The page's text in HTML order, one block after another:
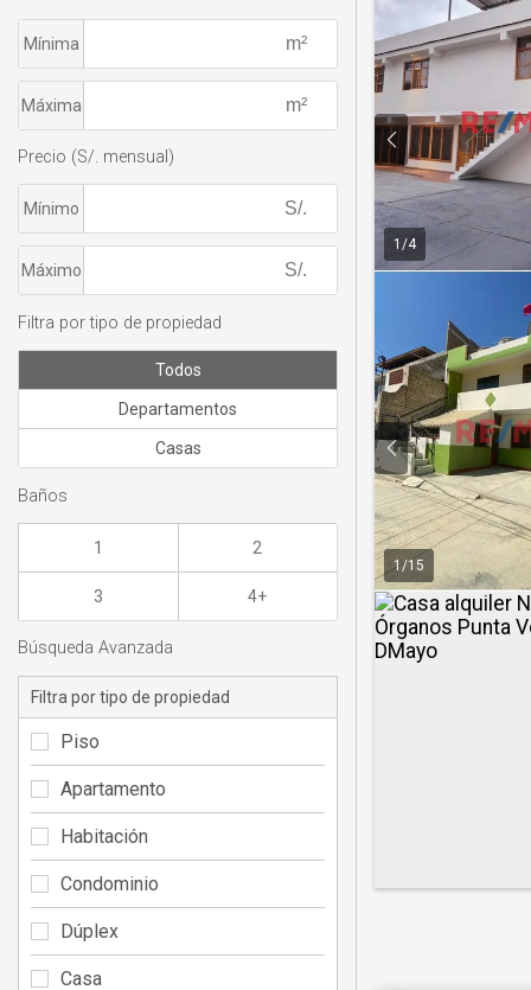
1 /4
1/15
Mínima
Máxima
Precio (S/. mensual)
Mínimo
Máximo
Filtra por tipo de propiedad
Todos
Departamentos
Casas
Baños
1 2
3 4+
Búsqueda Avanzada
Filtra por tipo de propiedad
Piso
Apartamento
Habitación
Condominio
Dúplex
Casa